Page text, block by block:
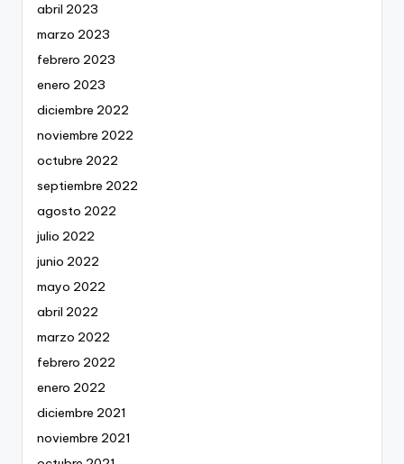
abril 2023
marzo 2023
febrero 2023
enero 2023
diciembre 2022
noviembre 2022
octubre 2022
septiembre 2022
agosto 2022
julio 2022
junio 2022
mayo 2022
abril 2022
marzo 2022
febrero 2022
enero 2022
diciembre 2021
noviembre 2021